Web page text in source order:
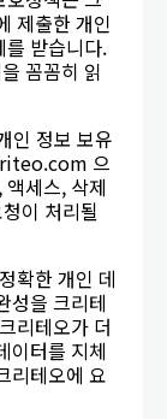
제출한 개인
를 받습니다.
꼼꼼히 읽
인 정보 보유
으
세스, 삭제
이 처리될
확한 개인 데
성을 크리테
리테오가 더
이터를 지체
리테오에 요